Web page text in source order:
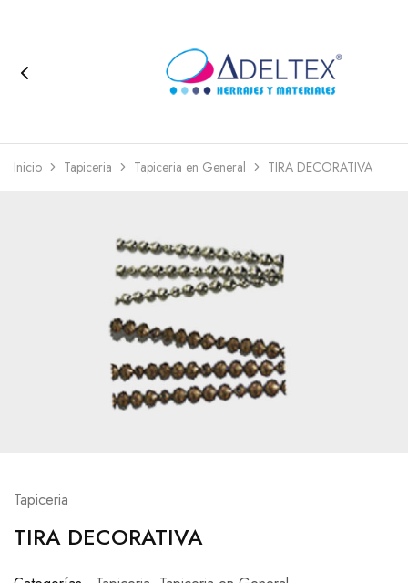
Inicio Tapiceria Tapiceria en General TIRA DECORATIVA
Tapiceria
TIRA DECORATIVA